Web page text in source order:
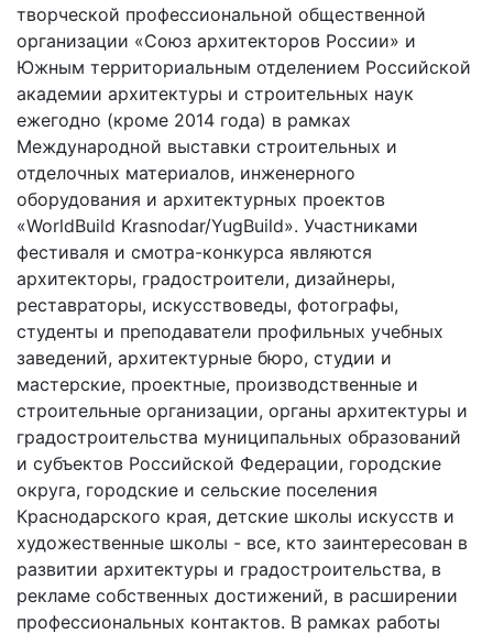
творческой профессиональной общественной
организации «Союз архитекторов России» и
Южным территориальным отделением Российской
академии архитектуры и строительных наук
ежегодно (кроме 2014 года) в рамках
Международной выставки строительных и
отделочных материалов, инженерного
оборудования и архитектурных проектов
«WorldBuild Krasnodar/YugBuild». Участниками
фестиваля и смотра-конкурса являются
архитекторы, градостроители, дизайнеры,
реставраторы, искусствоведы, фотографы,
студенты и преподаватели профильных учебных
заведений, архитектурные бюро, студии и
мастерские, проектные, производственные и
строительные организации, органы архитектуры и
градостроительства муниципальных образований
и субъектов Российской Федерации, городские
округа, городские и сельские поселения
Краснодарского края, детские школы искусств и
художественные школы - все, кто заинтересован в
развитии архитектуры и градостроительства, в
рекламе собственных достижений, в расширении
профессиональных контактов. В рамках работы